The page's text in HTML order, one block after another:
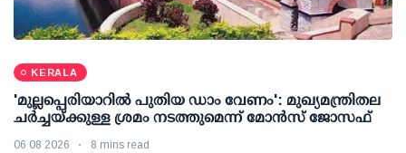
KERALA
'മുല്ലപ്പെരിയാറില്‍ പുതിയ ഡാം വേണം': മുഖ്യമന്ത്രിതല
ചര്‍ച്ചയ്ക്കുള്ള ശ്രമം നടത്തുമെന്ന് മോന്‍സ് ജോസഫ്
06 08 2026 8 mins read